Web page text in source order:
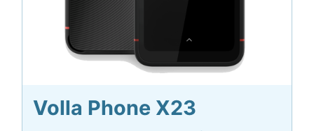
Volla Phone X23